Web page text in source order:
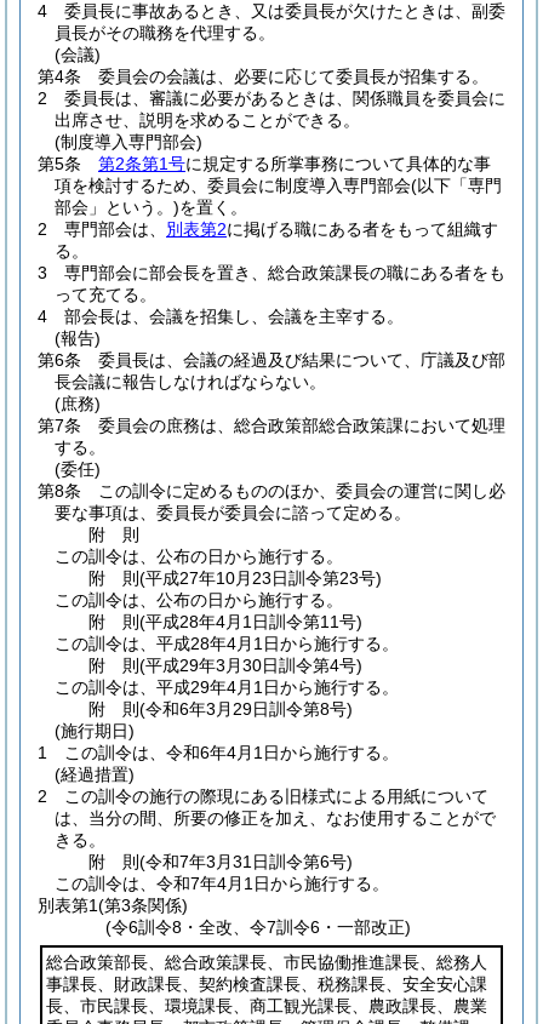
4
委員長に事故あるとき、又は委員長が欠けたときは、副委
員長がその職務を代理する。
(会議)
第4条
委員会の会議は、必要に応じて委員長が招集する。
2
委員長は、審議に必要があるときは、関係職員を委員会に
出席させ、説明を求めることができる。
(制度導入専門部会)
第5条
第2条第1号に規定する所掌事務について具体的な事
項を検討するため、委員会に制度導入専門部会(以下「専門
部会」という。)を置く。
2
専門部会は、 別表第2に掲げる職にある者をもって組織す
る。
3
専門部会に部会長を置き、総合政策課長の職にある者をも
って充てる。
4
部会長は、会議を招集し、会議を主宰する。
(報告)
第6条
委員長は、会議の経過及び結果について、庁議及び部
長会議に報告しなければならない。
(庶務)
第7条
委員会の庶務は、総合政策部総合政策課において処理
する。
(委任)
第8条
この訓令に定めるもののほか、委員会の運営に関し必
要な事項は、委員長が委員会に諮って定める。
附 則
この訓令は、公布の日から施行する。
附 則(平成27年10月23日訓令第23号)
この訓令は、公布の日から施行する。
附 則(平成28年4月1日訓令第11号)
この訓令は、平成28年4月1日から施行する。
附 則(平成29年3月30日訓令第4号)
この訓令は、平成29年4月1日から施行する。
附 則(令和6年3月29日訓令第8号)
(施行期日)
1
この訓令は、令和6年4月1日から施行する。
(経過措置)
2
この訓令の施行の際現にある旧様式による用紙について
は、当分の間、所要の修正を加え、なお使用することがで
きる。
附 則(令和7年3月31日訓令第6号)
この訓令は、令和7年4月1日から施行する。
別表第1(第3条関係)
(令6訓令8・全改、令7訓令6・一部改正)
総合政策部長、総合政策課長、市民協働推進課長、総務人
事課長、財政課長、契約検査課長、税務課長、安全安心課
長、市民課長、環境課長、商工観光課長、農政課長、農業